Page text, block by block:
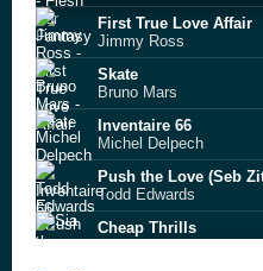
First True Love Affair
Jimmy Ross
Skate
Bruno Mars
Inventaire 66
Michel Delpech
Todd Edwards
Cheap Thrills